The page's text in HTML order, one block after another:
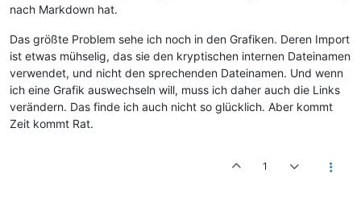
nach Markdown hat.
Das größte Problem sehe ich noch in den Grafiken. Deren Import
ist etwas mühselig, das sie den kryptischen internen Dateinamen
verwendet, und nicht den sprechenden Dateinamen. Und wenn
ich eine Grafik auswechseln will, muss ich daher auch die Links
verändern. Das finde ich auch nicht so glücklich. Aber kommt
Zeit kommt Rat.
1